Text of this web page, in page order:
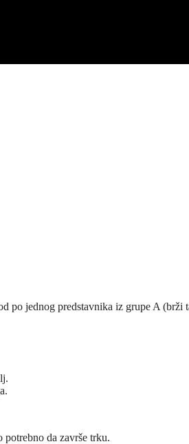
po jednog predstavnika iz grupe A
potrebno da završe trku.